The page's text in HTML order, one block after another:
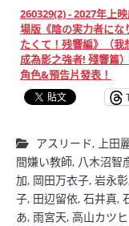
260329(2) - 2027年上
場版《陰の実力者にな
たくて！残響編》（我
成為影之強者! 殘響篇
角色&預告片發表！
アスリード, 上田
間嫌い教師, 八木沼智
加, 岡田万衣子, 岩永彰
子, 田辺留依, 石井真,
あ, 雨宮天, 高山カツ